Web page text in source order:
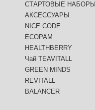
СТАРТОВЫЕ НАБОРЫ
АКСЕССУАРЫ
NICE CODE
ECOPAM
HEALTHBERRY
Чай TEAVITALL
GREEN MINDS
REVITALL
BALANCER